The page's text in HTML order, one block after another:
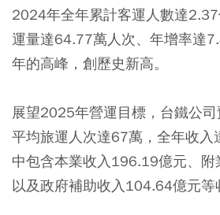
2024年全年累計客運人數達
運量達64.77萬人次、年增率達
年的高峰，創歷史新高。
展望2025年營運目標，台鐵公
平均旅運人次達67萬，全年收
中包含本業收入196.19億元、附
以及政府補助收入104.64億元等